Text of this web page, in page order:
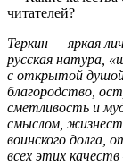
читателей?
Теркин — яркая
русская натура,
с открытой
благородство,
сметливость и
смыслом,
воинского долга,
всех этих